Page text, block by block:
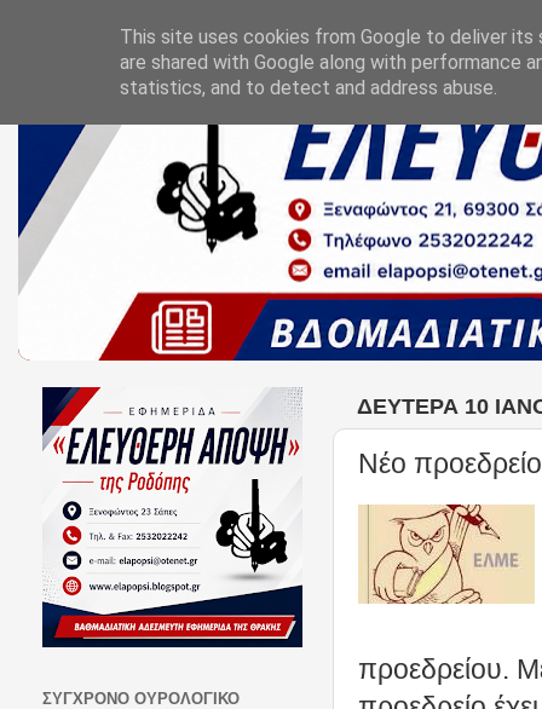
ΔΕΥΤΈΡΑ 10
Νέο
προεδρείου.
ΣΥΓΧΡΟΝΟ ΟΥΡΟΛΟΓΙΚΟ
This site uses cookies from Google to deliver its
are shared with Google along with performance
statistics, and to detect and address abuse.